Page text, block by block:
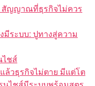
สัญญาณที่ธุรกิจไม่ควร
มีระบบ: ปูทางสู่ความ
ไชส์
ล้วธุรกิจไม่ตาย มีแต่โต